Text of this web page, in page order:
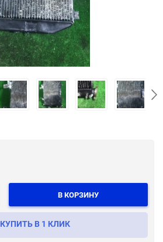
В КОРЗИНУ
КУПИТЬ В 1 КЛИК